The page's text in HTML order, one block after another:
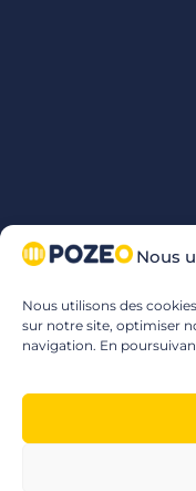
Nous
Nous utilisons des
sur notre site, optimiser
navigation. En